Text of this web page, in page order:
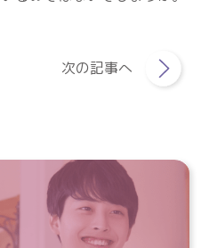
次の記事へ